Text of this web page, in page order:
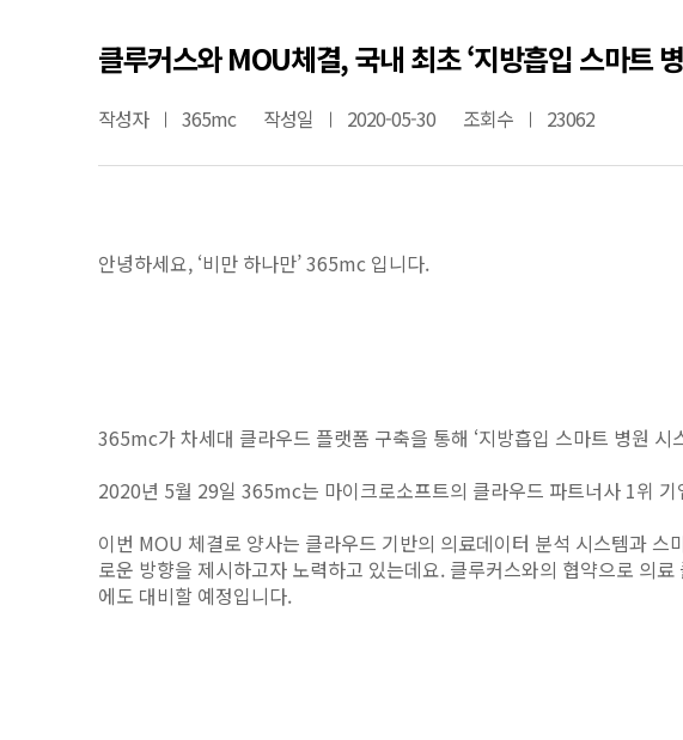
클루커스와 MOU체결, 국내 최초 ‘지방흡입 스마트
작성자 365mc 작성일 2020-05-30 조회수 23062
안녕하세요, ‘비만 하나만’ 365mc 입니다.
365mc가 차세대 클라우드 플랫폼 구축을 통해 ‘지방흡입 스마트 병원 시
2020년 5월 29일 365mc는 마이크로소프트의 클라우드 파트너사 1위
이번 MOU 체결로 양사는 클라우드 기반의 의료데이터 분석 시스템과
로운 방향을 제시하고자 노력하고 있는데요. 클루커스와의 협약으로 의
에도 대비할 예정입니다.